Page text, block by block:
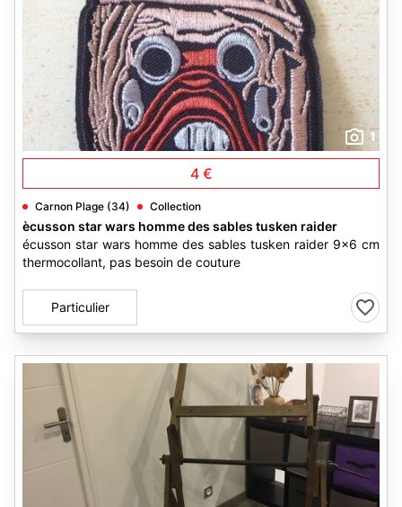
1
4 €
Carnon Plage (34) Collection
ècusson star wars homme des sables tusken raider
écusson star wars homme des sables tusken raider 9x6 cm
thermocollant, pas besoin de couture
Particulier